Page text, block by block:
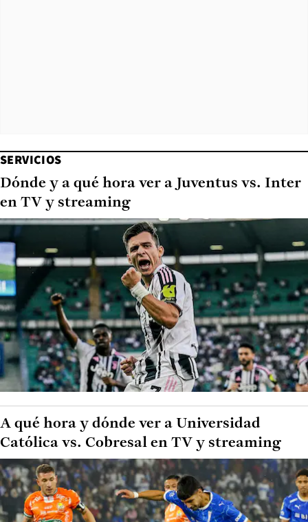
SERVICIOS
Dónde y a qué hora ver a Juventus vs. Inter
en TV y streaming
A qué hora y dónde ver a Universidad
Católica vs. Cobresal en TV y streaming